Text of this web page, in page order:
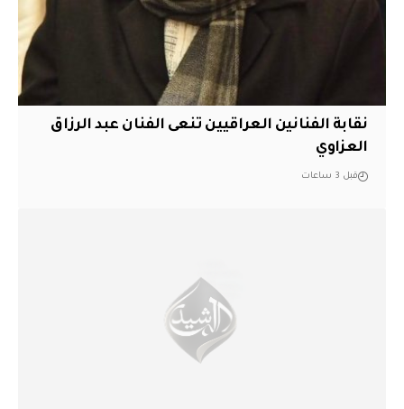
نقابة الفنانين العراقيين تنعى الفنان عبد الرزاق
العزاوي
قبل 3 ساعات